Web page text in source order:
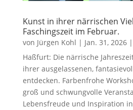
Kunst in ihrer närrischen
Faschingszeit im Februar.
von Jürgen Kohl | Jan. 31, 2026|
Haßfurt: Die närrische
ihrer ausgelassenen,
entdecken. Farbenfrohe
groß und schwungvolle
Lebensfreude und Inspiration